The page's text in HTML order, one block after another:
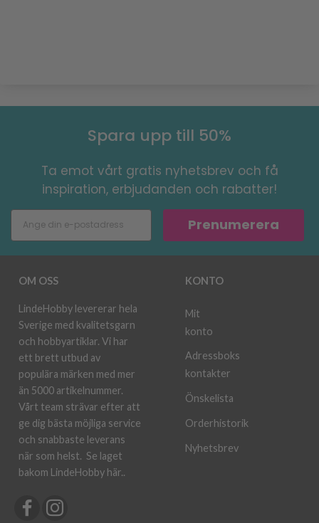
Spara upp till 50%
Ta emot vårt gratis nyhetsbrev och få
inspiration, erbjudanden och rabatter!
Prenumerera
OM OSS
LindeHobby levererar hela
Sverige med kvalitetsgarn
och hobbyartiklar. Vi har
ett brett utbud av
populära märken med mer
än 5000 artikelnummer.
Vårt team strävar efter att
ge dig bästa möjliga service
och snabbaste leverans
när som helst. Se laget
bakom LindeHobby här..
KONTO
Mit
konto
Adressboks
kontakter
Önskelista
Orderhistorik
Nyhetsbrev